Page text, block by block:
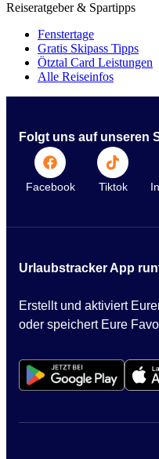
Reiseratgeber & Spartipps
Fenstertage
Gratis Skipass Tipps
Ötztal Card Leistungen
Alle Reiseinfos